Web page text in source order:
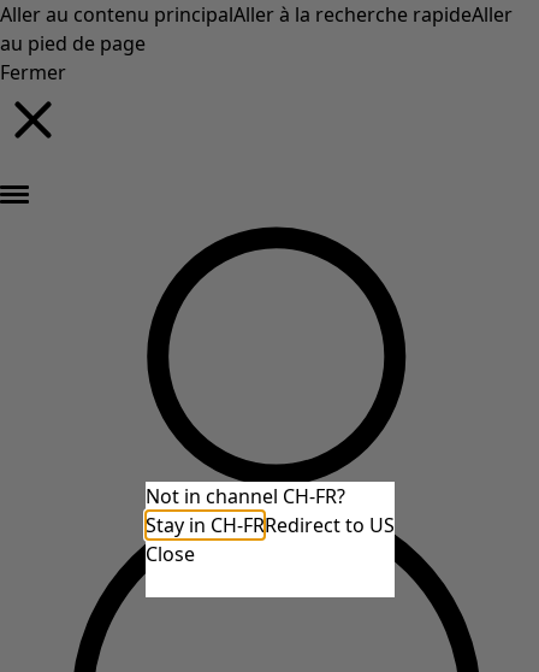
Aller au contenu principalAller à la recherche rapideAller
au pied de page
Fermer
Not in channel CH-FR?
Stay in CH-FRRedirect to US
Close